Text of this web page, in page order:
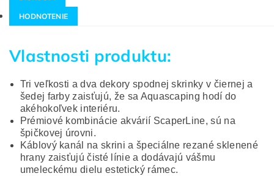
HODNOTENIE
Vlastnosti produktu:
Tri veľkosti a dva dekory spodnej skrinky v čiernej a
šedej farby zaisťujú, že sa Aquascaping hodí do
akéhokoľvek interiéru.
Prémiové kombinácie akvárií ScaperLine, sú na
špičkovej úrovni.
Káblový kanál na skrini a špeciálne rezané sklenené
hrany zaisťujú čisté línie a dodávajú vášmu
umeleckému dielu estetický rámec.